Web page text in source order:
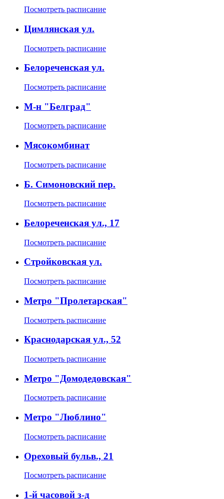
Посмотреть расписание
Цимлянская ул.
Посмотреть расписание
Белореченская ул.
Посмотреть расписание
М-н "Белград"
Посмотреть расписание
Мясокомбинат
Посмотреть расписание
Б. Симоновский пер.
Посмотреть расписание
Белореченская ул., 17
Посмотреть расписание
Стройковская ул.
Посмотреть расписание
Метро "Пролетарская"
Посмотреть расписание
Краснодарская ул., 52
Посмотреть расписание
Метро "Домодедовская"
Посмотреть расписание
Метро "Люблино"
Посмотреть расписание
Ореховый бульв., 21
Посмотреть расписание
1-й часовой з-д